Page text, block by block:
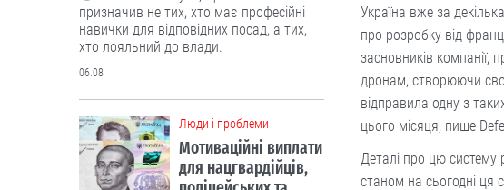
Україна вже за
про розробку від
засновників компанії,
дронам, створюючи
відправила одну з
цього місяця, пише
Деталі про цю
станом на сьогодні ця
призначив не тих, хто має професійні
навички для відповідних посад, а тих,
хто лояльний до влади.
06.08
Люди і проблеми
Мотиваційні виплати
для нацгвардійців,